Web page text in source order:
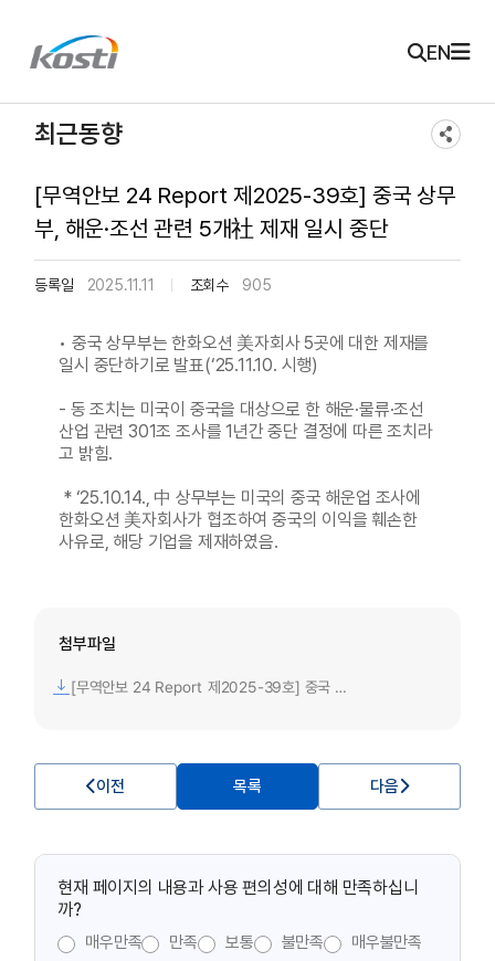
KOSTI 메인 페이지로 이동 EN
최근동향
[무역안보 24 Report 제2025-39호] 중국 상무
부, 해운·조선 관련 5개社 제재 일시 중단
등록일 2025.11.11 조회수 905
• 중국 상무부는 한화오션 美자회사 5곳에 대한 제재를
일시 중단하기로 발표(‘25.11.10. 시행)
- 동 조치는 미국이 중국을 대상으로 한 해운·물류·조선
산업 관련 301조 조사를 1년간 중단 결정에 따른 조치라
고 밝힘.
* ‘25.10.14., 中 상무부는 미국의 중국 해운업 조사에
한화오션 美자회사가 협조하여 중국의 이익을 훼손한
사유로, 해당 기업을 제재하였음.
첨부파일
[무역안보 24 Report 제2025-39호] 중국 상무부, 해운·조선 관련 5개社 제재 일시 중단.pdf
이전 목록 다음
현재 페이지의 내용과 사용 편의성에 대해 만족하십니
까?
매우만족 만족 보통 불만족 매우불만족